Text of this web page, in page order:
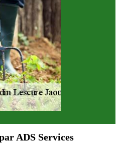
ADS Services